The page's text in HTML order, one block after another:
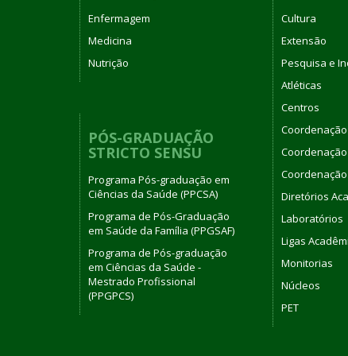
Enfermagem
Medicina
Nutrição
PÓS-GRADUAÇÃO
STRICTO SENSU
Programa Pós-graduação em
Ciências da Saúde (PPCSA)
Programa de Pós-Graduação
em Saúde da Família (PPGSAF)
Programa de Pós-graduação
em Ciências da Saúde -
Mestrado Profissional
(PPGPCS)
Cultura
Extensão
Pesquisa e
Atléticas
Centros
Diretórios
Laboratórios
Ligas
Monitorias
Núcleos
PET